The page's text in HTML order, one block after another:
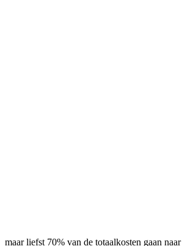
maar liefst 70% van de totaalkosten gaan